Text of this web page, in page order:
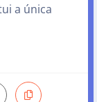
a única